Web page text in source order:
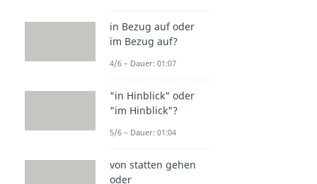
in Bezug auf oder
im Bezug auf?
4/6 – Dauer: 01:07
"in Hinblick" oder
"im Hinblick"?
5/6 – Dauer: 01:04
von statten gehen
oder